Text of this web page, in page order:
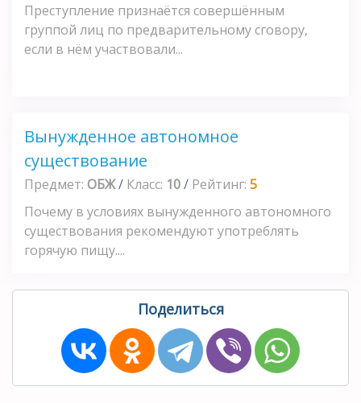
Преступление признаётся совершённым
группой лиц по предварительному сговору,
если в нём участвовали...
Вынужденное автономное
существование
Предмет: ОБЖ/ Класс: 10/ Рейтинг: 5
Почему в условиях вынужденного автономного
существования рекомендуют употреблять
горячую пищу....
Поделиться